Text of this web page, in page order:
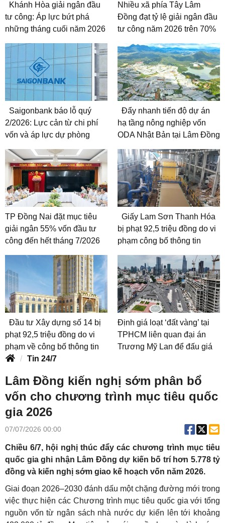
Khánh Hòa giải ngân đầu
tư công: Áp lực bứt phá
những tháng cuối năm 2026
Nhiều xã phía Tây Lâm
Đồng đạt tỷ lệ giải ngân đầu
tư công năm 2026 trên 70%
Saigonbank báo lỗ quý
2/2026: Lực cản từ chi phí
vốn và áp lực dự phòng
Đẩy nhanh tiến độ dự án
hạ tầng nông nghiệp vốn
ODA Nhật Bản tại Lâm Đồng
TP Đồng Nai đặt mục tiêu
giải ngân 55% vốn đầu tư
công đến hết tháng 7/2026
Giấy Lam Sơn Thanh Hóa
bị phạt 92,5 triệu đồng do vi
phạm công bố thông tin
Đầu tư Xây dựng số 14 bị
phạt 92,5 triệu đồng do vi
phạm về công bố thông tin
Định giá loạt ‘đất vàng’ tại
TPHCM liên quan đại án
Trương Mỹ Lan để đấu giá
Tin 24/7
Lâm Đồng kiến nghị sớm phân bổ
vốn cho chương trình mục tiêu quốc
gia 2026
07/07/2026 00:00
Chiều 6/7, hội nghị thúc đẩy các chương trình mục tiêu
quốc gia ghi nhận Lâm Đồng dự kiến bố trí hơn 5.778 tỷ
đồng và kiến nghị sớm giao kế hoạch vốn năm 2026.
Giai đoạn 2026–2030 đánh dấu một chặng đường mới trong
việc thực hiện các Chương trình mục tiêu quốc gia với tổng
nguồn vốn từ ngân sách nhà nước dự kiến lên tới khoảng